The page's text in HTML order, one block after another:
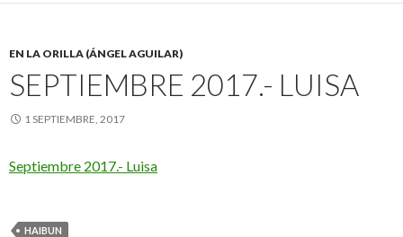
EN LA ORILLA (ÁNGEL AGUILAR)
SEPTIEMBRE 2017.- LUISA
1 SEPTIEMBRE, 2017
Septiembre 2017.- Luisa
HAIBUN